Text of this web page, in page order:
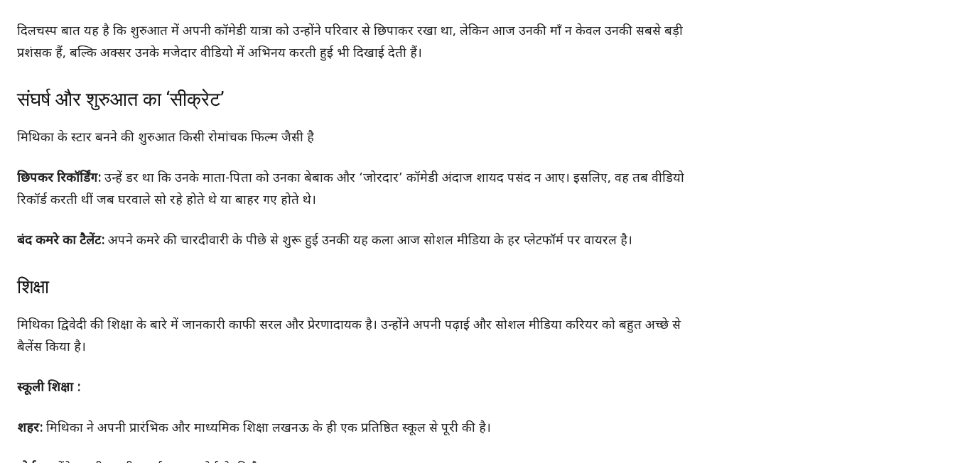
दिलचस्प बात यह है कि शुरुआत में अपनी कॉमेडी यात्रा को उन्होंने परिवार से छिपाकर रखा था, लेकिन आज उनकी माँ न केवल उनकी सबसे बड़ी
प्रशंसक हैं, बल्कि अक्सर उनके मजेदार वीडियो में अभिनय करती हुई भी दिखाई देती हैं।
संघर्ष और शुरुआत का ‘सीक्रेट’
मिथिका के स्टार बनने की शुरुआत किसी रोमांचक फिल्म जैसी है
छिपकर रिकॉर्डिंग: उन्हें डर था कि उनके माता-पिता को उनका बेबाक और ‘जोरदार’ कॉमेडी अंदाज शायद पसंद न आए। इसलिए, वह तब वीडियो
रिकॉर्ड करती थीं जब घरवाले सो रहे होते थे या बाहर गए होते थे।
बंद कमरे का टैलेंट: अपने कमरे की चारदीवारी के पीछे से शुरू हुई उनकी यह कला आज सोशल मीडिया के हर प्लेटफॉर्म पर वायरल है।
शिक्षा
मिथिका द्विवेदी की शिक्षा के बारे में जानकारी काफी सरल और प्रेरणादायक है। उन्होंने अपनी पढ़ाई और सोशल मीडिया करियर को बहुत अच्छे से
बैलेंस किया है।
स्कूली शिक्षा :
शहर: मिथिका ने अपनी प्रारंभिक और माध्यमिक शिक्षा लखनऊ के ही एक प्रतिष्ठित स्कूल से पूरी की है।